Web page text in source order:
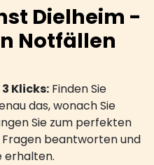
Dielheim -
Notfällen
Klicks: Finden Sie
das, wonach Sie
Sie zum perfekten
beantworten und
erhalten.